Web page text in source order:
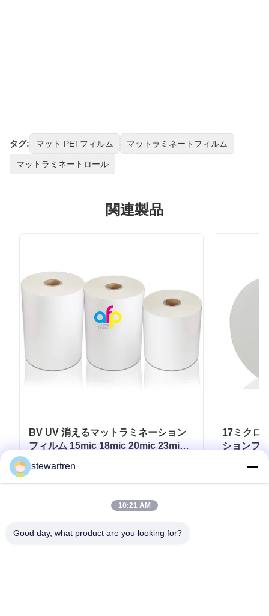
タグ: マット PETフィルム マットラミネートフィルム
マットラミネートロール
関連製品
BV UV 消えるマットラミネーション
フィルム 15mic 18mic 20mic 23mic
25mic
17ミクロ
ションフ
タンプの
stewartren
10:21 AM
Good day, what product are you looking for?